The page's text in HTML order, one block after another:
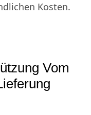
Kosten.
Vom